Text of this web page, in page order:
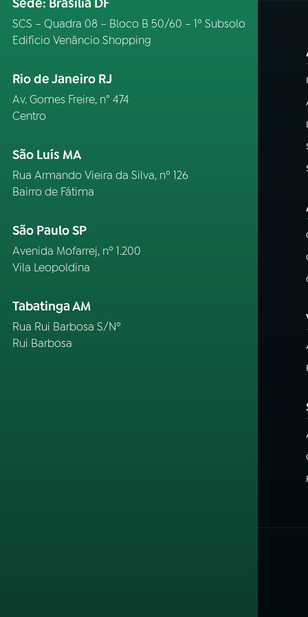
Sede: Brasília DF
SCS – Quadra 08 – Bloco B 50/60 – 1º Subsolo
Edifício Venâncio Shopping
Rio de Janeiro RJ
Av. Gomes Freire, n° 474
Centro
São Luís MA
Rua Armando Vieira da Silva, nº 126
Bairro de Fátima
São Paulo SP
Avenida Mofarrej, nº 1.200
Vila Leopoldina
Tabatinga AM
Rua Rui Barbosa S/Nº
Rui Barbosa